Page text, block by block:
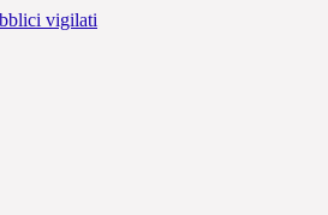
vigilati